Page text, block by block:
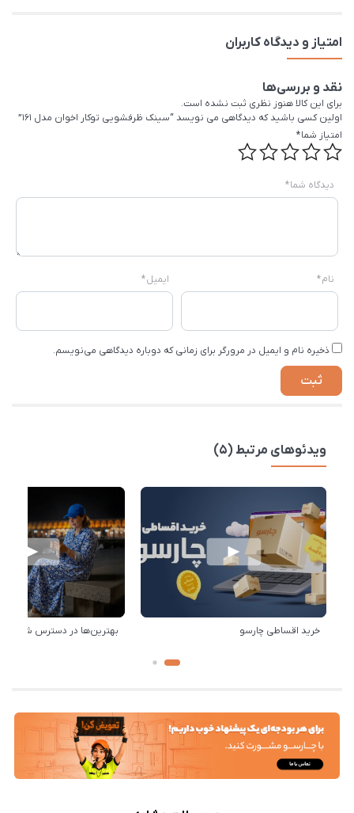
امتیاز و دیدگاه کاربران
نقد و بررسی‌ها
برای این کالا هنوز نظری ثبت نشده است.
اولین کسی باشید که دیدگاهی می نویسد “سینک ظرفشویی توکار اخوان مدل 161”
امتیاز شما*
دیدگاه شما*
نام* ایمیل*
ذخیره نام و ایمیل در مرورگر برای زمانی که دوباره دیدگاهی می‌نویسم.
ویدئوهای مرتبط (5)
خرید اقساطی چارسو بهترین‌ها در دسترس